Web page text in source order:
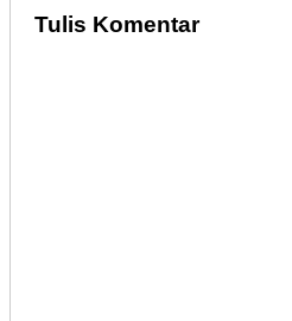
Tulis Komentar